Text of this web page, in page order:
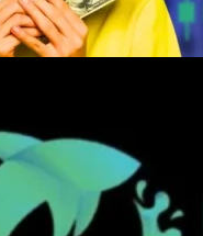
: combien faut-il